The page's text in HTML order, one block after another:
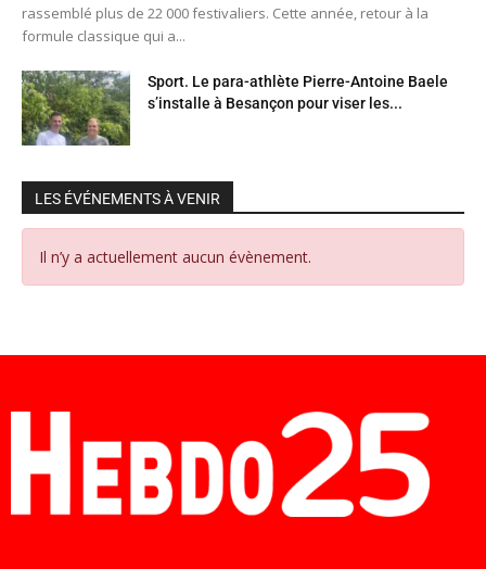
rassemblé plus de 22 000 festivaliers. Cette année, retour à la
formule classique qui a...
Sport. Le para-athlète Pierre-Antoine Baele
s’installe à Besançon pour viser les...
LES ÉVÉNEMENTS À VENIR
Il n’y a actuellement aucun évènement.